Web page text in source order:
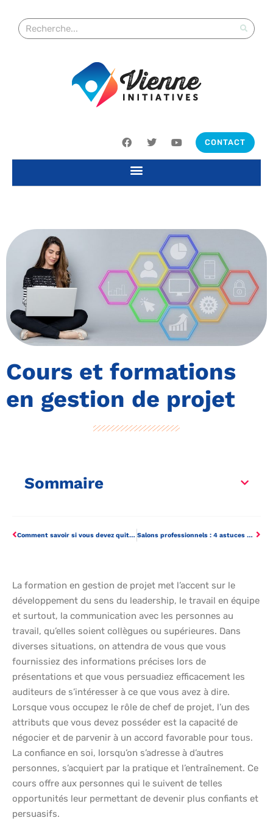
CONTACT
Cours et formations
en gestion de projet
Sommaire
Comment savoir si vous devez quitter votre entreprise ? Salons professionnels : 4 astuces pour faire connaître votre entreprise
La formation en gestion de projet met l’accent sur le
développement du sens du leadership, le travail en équipe
et surtout, la communication avec les personnes au
travail, qu’elles soient collègues ou supérieures. Dans
diverses situations, on attendra de vous que vous
fournissiez des informations précises lors de
présentations et que vous persuadiez efficacement les
auditeurs de s’intéresser à ce que vous avez à dire.
Lorsque vous occupez le rôle de chef de projet, l’un des
attributs que vous devez posséder est la capacité de
négocier et de parvenir à un accord favorable pour tous.
La confiance en soi, lorsqu’on s’adresse à d’autres
personnes, s’acquiert par la pratique et l’entraînement. Ce
cours offre aux personnes qui le suivent de telles
opportunités leur permettant de devenir plus confiants et
persuasifs.